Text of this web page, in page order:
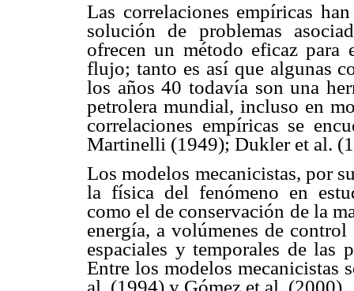
Las correlaciones empíricas
solución de problemas
ofrecen un método eficaz para
flujo; tanto es así que algunas
los años 40 todavía son una
petrolera mundial, incluso en
correlaciones empíricas se
Martinelli (1949); Dukler et al.
Los modelos mecanicistas, por
la física del fenómeno en
como el de conservación de la
energía, a volúmenes de
espaciales y temporales de las
Entre los modelos mecanicistas